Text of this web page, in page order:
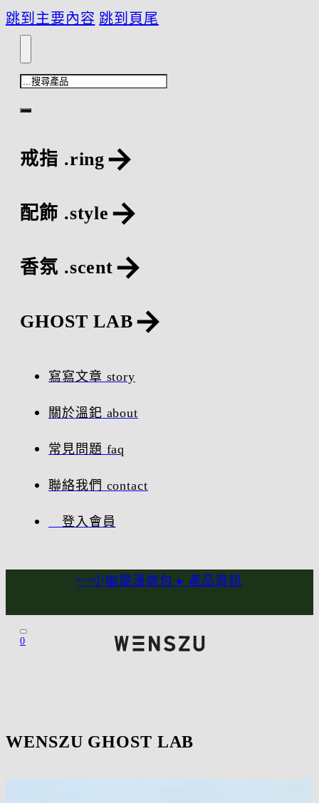
跳到主要內容 跳到頁尾
搜
尋
戒指 .ring
配飾 .style
香氛 .scent
GHOST LAB
寫寫文章 story
關於溫釲 about
常見問題 faq
聯絡我們 contact
登入會員
ⁿᵉʷ小幽靈漫遊包 ▸ 產品資訊
0
WENSZU GHOST LAB